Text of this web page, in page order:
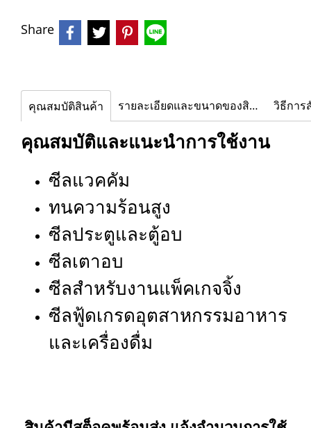
Share
คุณสมบัติสินค้า รายละเอียดและขนาดของสินค้า วิธีการ
คุณสมบัติและแนะนำการใช้งาน
ซีลแวคคัม
ทนความร้อนสูง
ซีลประตูและตู้อบ
ซีลเตาอบ
ซีลสำหรับงานแพ็คเกจจิ้ง
ซีลฟู้ดเกรดอุตสาหกรรมอาหาร
และเครื่องดื่ม